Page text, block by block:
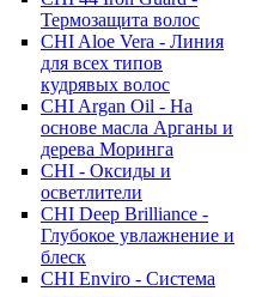
Термозащита волос
CHI Aloe Vera - Линия
для всех типов
кудрявых волос
CHI Argan Oil - На
основе масла Арганы и
дерева Моринга
CHI - Оксиды и
осветлители
CHI Deep Brilliance -
Глубокое увлажнение и
блеск
CHI Enviro - Система